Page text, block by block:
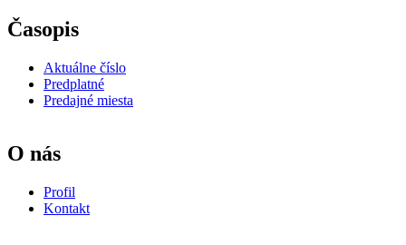
Časopis
Aktuálne číslo
Predplatné
Predajné miesta
O nás
Profil
Kontakt